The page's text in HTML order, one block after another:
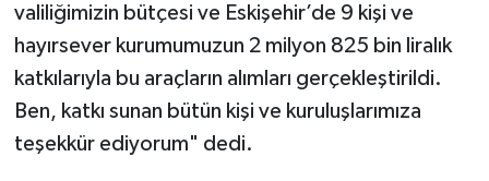
valiliğimizin bütçesi ve Eskişehir’de 9 kişi ve
hayırsever kurumumuzun 2 milyon 825 bin liralık
katkılarıyla bu araçların alımları gerçekleştirildi.
Ben, katkı sunan bütün kişi ve kuruluşlarımıza
teşekkür ediyorum" dedi.